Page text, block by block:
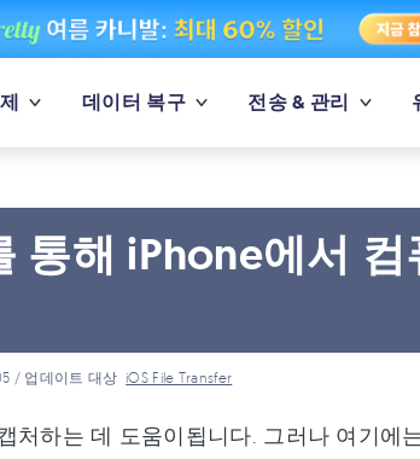
데이터 복구 전송 & 관리
통해 iPhone에서
/ 업데이트 대상iOS File Transfer
처하는 데 도움이됩니다. 그러나 여기에